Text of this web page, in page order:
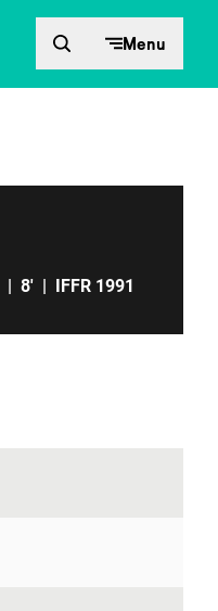
Menu
| 8' | IFFR 1991